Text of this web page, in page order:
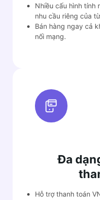
Nhiều cấu hình tính
nhu cầu riêng của
Bán hàng ngay cả
nối mạng.
Đa
Hỗ trợ thanh toán